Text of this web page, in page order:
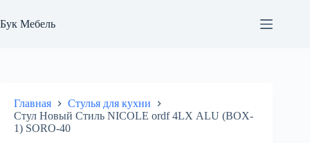
к
сути
Бук Мебель
Главная
Стулья для кухни
Стул Новый Стиль NICOLE ordf 4LX ALU (BOX-
1) SORO-40